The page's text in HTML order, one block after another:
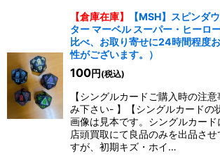
在庫あり
並び順:
絞り込む
【倉庫在庫】
【MSH】スピンダ
ター マーベル スーパー・ヒーロ
比べ、お取り寄せに24時間程度
性がございます。）
100円 (税込)
【シングルカードご購入時の注
み下さい- 】【シングルカードの
画像は見本です。シングルカー
店頭買取にて良品のみを出品させ
すが、初期キズ・ホイ…